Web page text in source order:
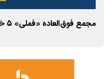
مجمع فوق‌العاده «فملی» ۵ خرداد برگزار می‌شود